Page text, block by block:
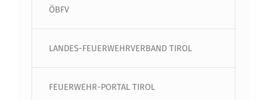
ÖBFV
LANDES-FEUERWEHRVERBAND TIROL
FEUERWEHR-PORTAL TIROL